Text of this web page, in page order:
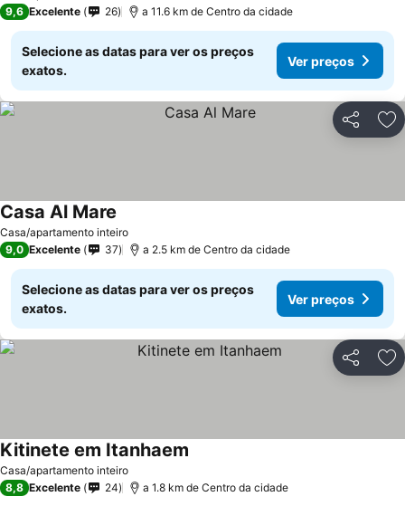
9,6 Excelente 26 a 11.6 km de Centro da cidade
Selecione as datas para ver os preços
exatos.
Ver preços
Partilhar
Casa/apartamento inteiro
Casa Al Mare
9,0 Excelente 37 a 2.5 km de Centro da cidade
Selecione as datas para ver os preços
exatos.
Ver preços
Partilhar
Casa/apartamento inteiro
Kitinete em Itanhaem
8,8 Excelente 24 a 1.8 km de Centro da cidade